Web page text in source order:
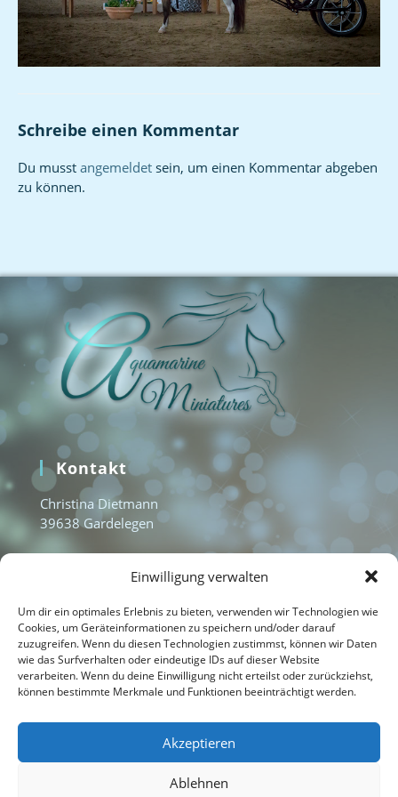
Einwilligung verwalten
Um dir ein optimales Erlebnis zu bieten, verwenden wir Technologien wie
Cookies, um Geräteinformationen zu speichern und/oder darauf
zuzugreifen. Wenn du diesen Technologien zustimmst, können wir Daten
wie das Surfverhalten oder eindeutige IDs auf dieser Website
verarbeiten. Wenn du deine Einwilligung nicht erteilst oder zurückziehst,
können bestimmte Merkmale und Funktionen beeinträchtigt werden.
Akzeptieren
Ablehnen
Schreibe einen Kommentar
Du musst angemeldet sein, um einen Kommentar abgeben
zu können.
Kontakt
Christina Dietmann
39638 Gardelegen
info@aquamarine-miniatures.com
Home
Kontakt
Datenschutzerklärung